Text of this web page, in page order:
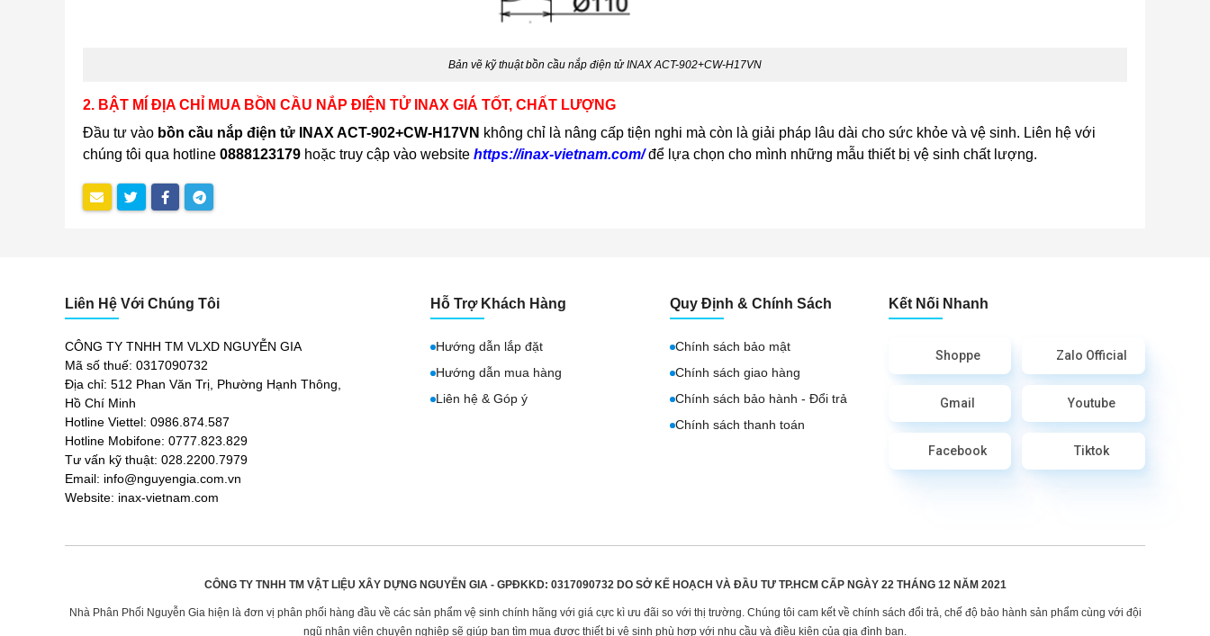
Bản vẽ kỹ thuật bồn cầu nắp điện tử INAX ACT-902+CW-H17VN
2. BẬT MÍ ĐỊA CHỈ MUA BỒN CẦU NẮP ĐIỆN TỬ INAX GIÁ TỐT, CHẤT LƯỢNG
Đầu tư vào bồn cầu nắp điện tử INAX ACT-902+CW-H17VN không chỉ là nâng cấp tiện nghi mà còn là giải pháp lâu dài cho sức khỏe và vệ sinh. Liên hệ với
chúng tôi qua hotline 0888123179 hoặc truy cập vào website https://inax-vietnam.com/để lựa chọn cho mình những mẫu thiết bị vệ sinh chất lượng.
Liên Hệ Với Chúng Tôi
CÔNG TY TNHH TM VLXD NGUYỄN GIA
Mã số thuế: 0317090732
Địa chỉ: 512 Phan Văn Trị, Phường Hạnh Thông,
Hồ Chí Minh
Hotline Viettel: 0986.874.587
Hotline Mobifone: 0777.823.829
Tư vấn kỹ thuật: 028.2200.7979
Email: info@nguyengia.com.vn
Website: inax-vietnam.com
Hỗ Trợ Khách Hàng
Hướng dẫn lắp đặt
Hướng dẫn mua hàng
Liên hệ & Góp ý
Quy Định & Chính Sách
Chính sách bảo mật
Chính sách giao hàng
Chính sách bảo hành - Đổi trả
Chính sách thanh toán
Kết Nối Nhanh
Shoppe Zalo Official
Gmail Youtube
Facebook Tiktok
CÔNG TY TNHH TM VẬT LIỆU XÂY DỰNG NGUYỄN GIA - GPĐKKD: 0317090732 DO SỞ KẾ HOẠCH VÀ ĐẦU TƯ TP.HCM CẤPNGÀY 22 THÁNG 12 NĂM 2021
Nhà Phân Phối Nguyễn Gia hiện là đơn vị phân phối hàng đầu về các sản phẩm vệ sinh chính hãng với giá cực kì ưu đãi so với thị trường. Chúng tôi cam kết về chính sách đổi trả, chế độ bảo hành sản phẩm cùng với đội
ngũ nhân viên chuyên nghiệp sẽ giúp bạn tìm mua được thiết bị vệ sinh phù hợp với nhu cầu và điều kiện của gia đình bạn.